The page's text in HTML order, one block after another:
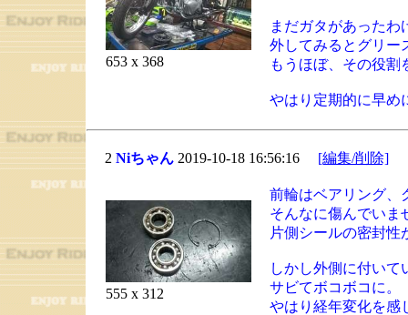
653 x 368
まだガタがあったわ
外してみるとグリー
もうほぼ、その役割
やはり定期的に早め
2 Niちゃん2019-10-18 16:56:16 [編集/削除]
555 x 312
前輪はベアリング、
そんなに傷んでいま
片側シールの密封性
しかし外側に付いて
サビてボコボコに。
やはり経年変化を感